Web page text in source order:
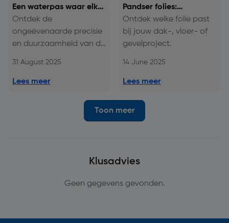
Een waterpas waar elke
millimeter telt
Ontdek de
ongeëvenaarde precisie
en duurzaamheid van de
XTREME-waterpassen.
31 August 2025
Lees meer
Pandser folies:
Bescherming en
kwaliteit voor elk
bouwproject
Ontdek welke folie past
bij jouw dak-, vloer- of
gevelproject.
14 June 2025
Lees meer
Toon meer
Klusadvies
Geen gegevens gevonden.